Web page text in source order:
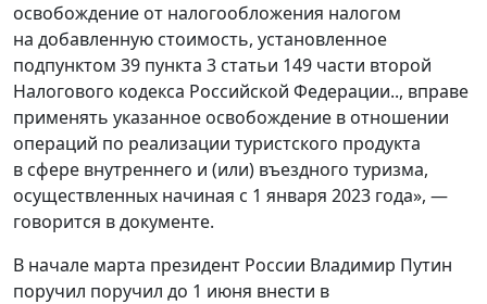
освобождение от налогообложения налогом
на добавленную стоимость, установленное
подпунктом 39 пункта 3 статьи 149 части второй
Налогового кодекса Российской Федерации.., вправе
применять указанное освобождение в отношении
операций по реализации туристского продукта
в сфере внутреннего и (или) въездного туризма,
осуществленных начиная с 1 января 2023 года», —
говорится в документе.
В начале марта президент России Владимир Путин
поручил поручил до 1 июня внести в